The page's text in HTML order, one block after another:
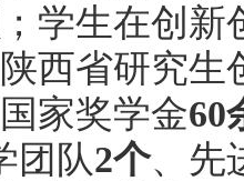
；学生在创
陕西省研究
家奖学金60
团队2个、先